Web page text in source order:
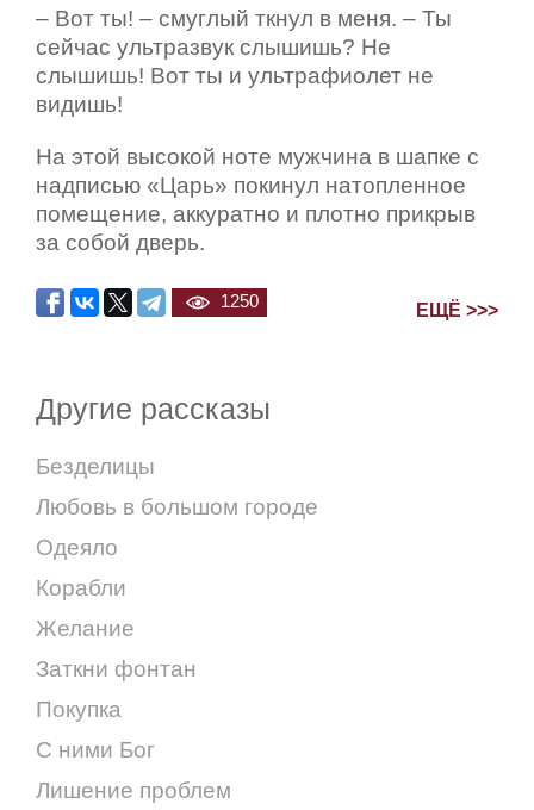
– Вот ты! – смуглый ткнул в меня. – Ты
сейчас ультразвук слышишь? Не
слышишь! Вот ты и ультрафиолет не
видишь!
На этой высокой ноте мужчина в шапке с
надписью «Царь» покинул натопленное
помещение, аккуратно и плотно прикрыв
за собой дверь.
1250 ЕЩЁ >>>
Другие рассказы
Безделицы
Любовь в большом городе
Одеяло
Корабли
Желание
Заткни фонтан
Покупка
С ними Бог
Лишение проблем